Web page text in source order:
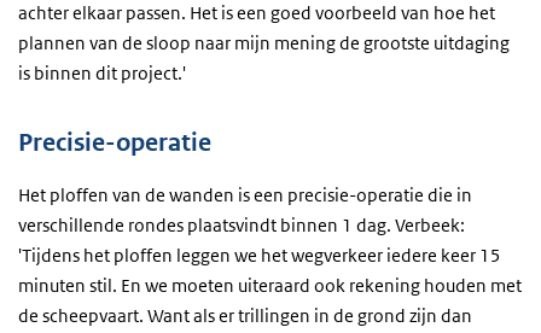
achter elkaar passen. Het is een goed voorbeeld van hoe het
plannen van de sloop naar mijn mening de grootste uitdaging
is binnen dit project.'
Precisie-operatie
Het ploffen van de wanden is een precisie-operatie die in
verschillende rondes plaatsvindt binnen 1 dag. Verbeek:
'Tijdens het ploffen leggen we het wegverkeer iedere keer 15
minuten stil. En we moeten uiteraard ook rekening houden met
de scheepvaart. Want als er trillingen in de grond zijn dan